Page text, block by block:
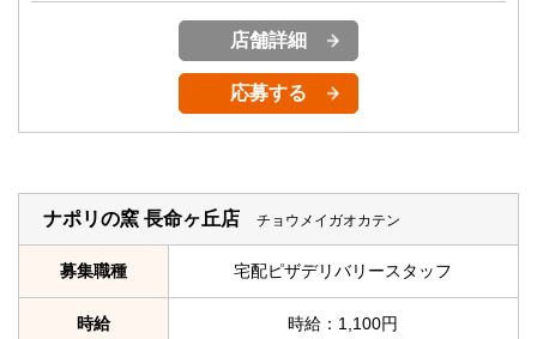
店舗詳細
応募する
ナポリの窯 長命ヶ丘店 チョウメイガオカテン
募集職種 宅配ピザデリバリースタッフ
時給 時給：1,100円